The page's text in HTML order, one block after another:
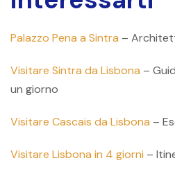
Palazzo Pena a Sintra –
Visitare Sintra da Lisbona –
un giorno
Visitare Cascais da Lisbona –
Visitare Lisbona in 4 giorni –